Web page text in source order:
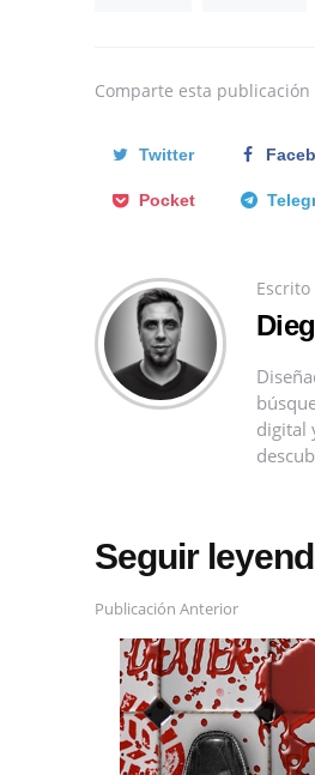
Comparte esta publicación
Twitter
Pocket
digital
Seguir
Publicación Anterior